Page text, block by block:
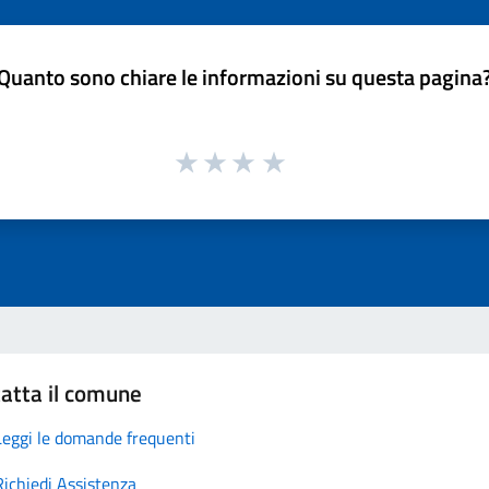
sono chiare le informazioni su questa
il comune
le domande frequenti
Assistenza